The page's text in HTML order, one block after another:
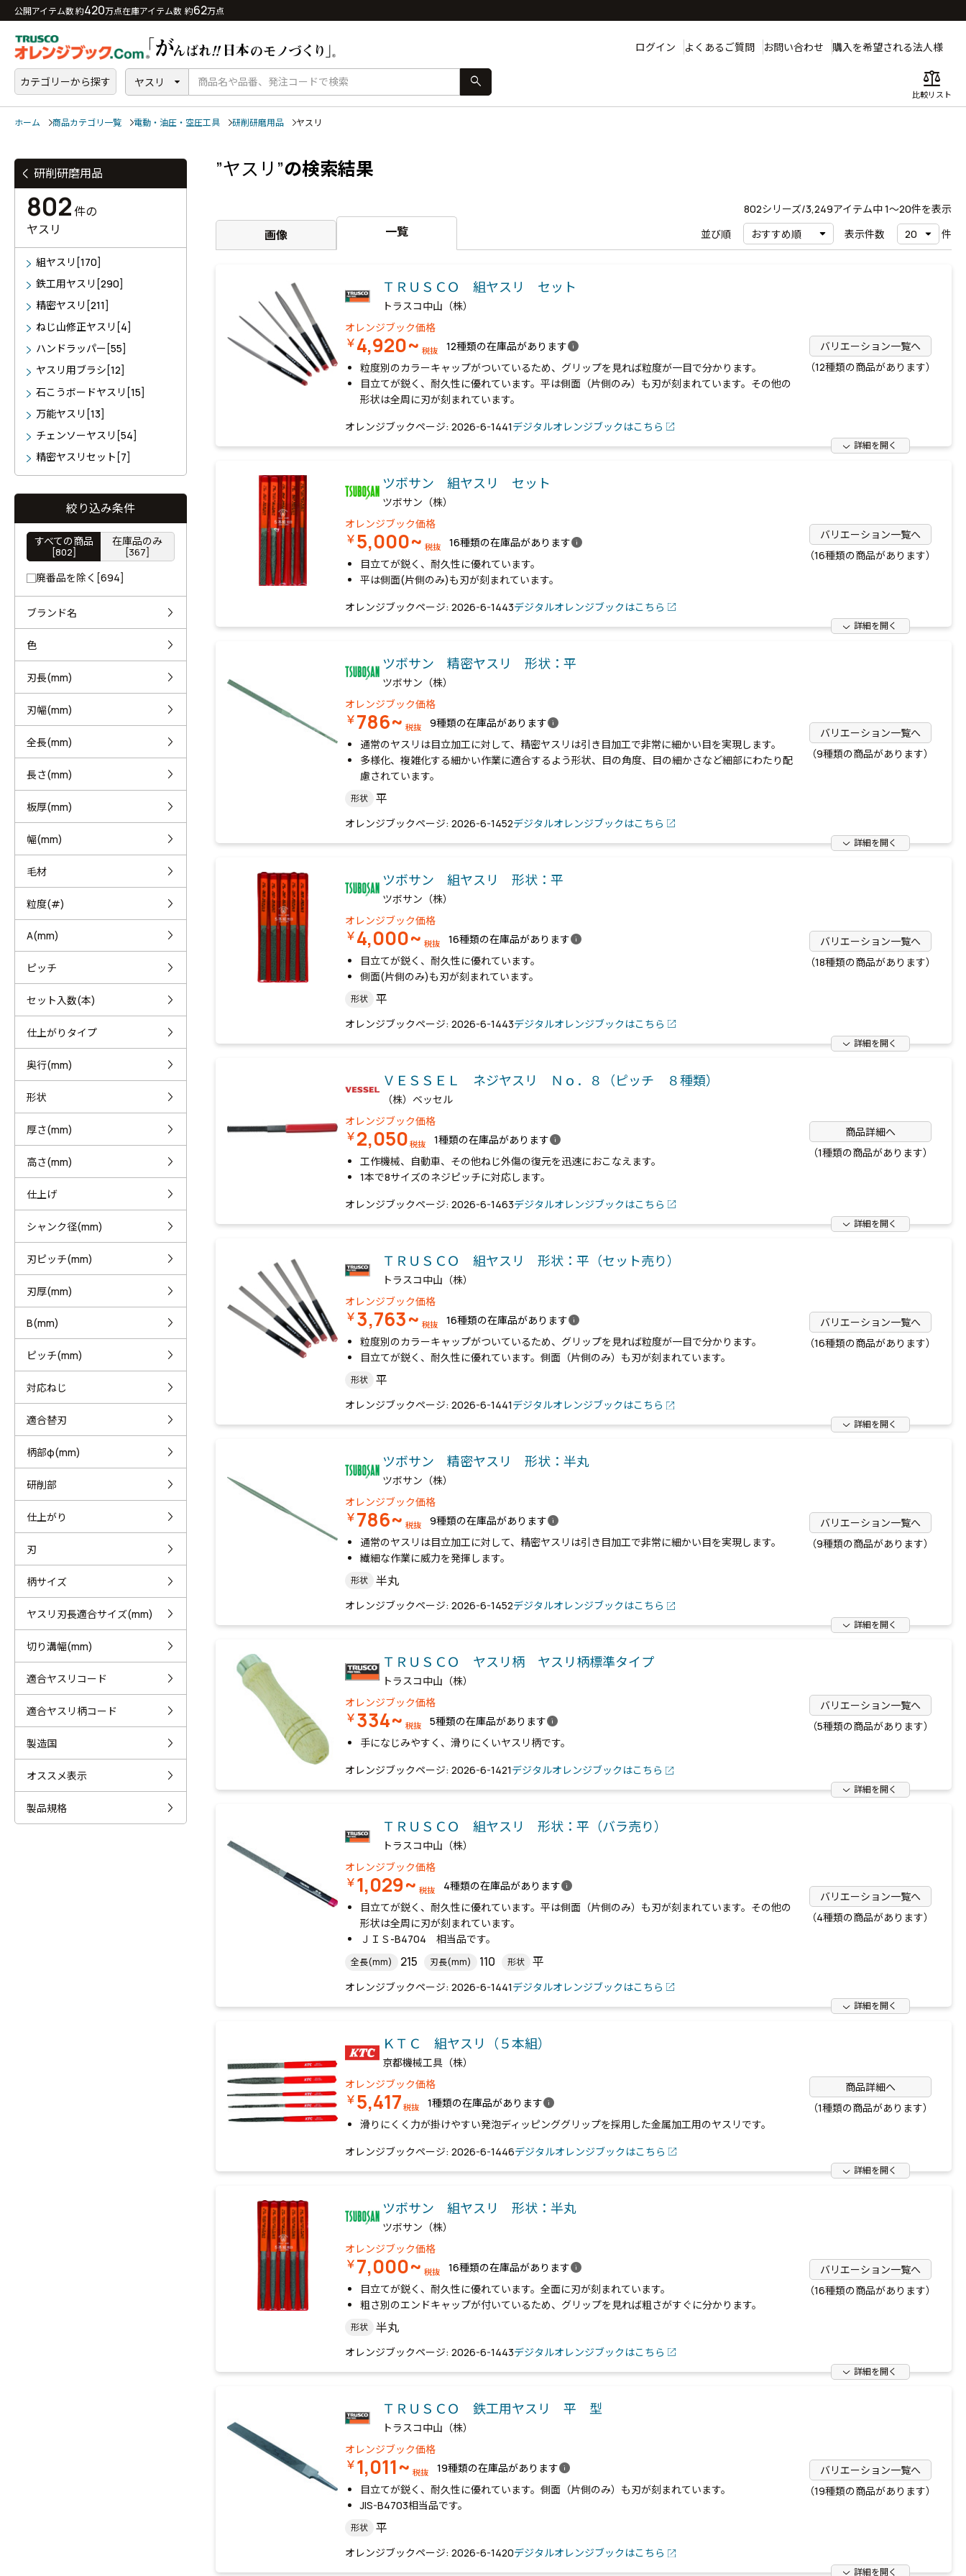
公開アイテム数 約420万点在庫アイテム数 約62万点
ログイン よくあるご質問 お問い合わせ 購入を希望される法人様
カテゴリーから探す ヤスリ search balance
比較リスト
ホーム 商品カテゴリ一覧 電動・油圧・空圧工具 研削研磨用品 ヤスリ
”ヤスリ”の検索結果
802シリーズ/3,249アイテム中1〜20件を表示
並び順
表示件数 件
画像 一覧
ＴＲＵＳＣＯ 組ヤスリ セット
トラスコ中山（株）
オレンジブック価格
￥4,920~ 税抜 12種類の在庫品がありますinfo
バリエーション一覧へ
（12種類の商品があります）
粒度別のカラーキャップがついているため、グリップを見れば粒度が一目で分かります。
目立てが鋭く、耐久性に優れています。平は側面（片側のみ）も刃が刻まれています。その他の
形状は全周に刃が刻まれています。
オレンジブックページ: 2026-6-1441デジタルオレンジブックはこちら
詳細を開く
ツボサン 組ヤスリ セット
ツボサン（株）
オレンジブック価格
￥5,000~ 税抜 16種類の在庫品がありますinfo
バリエーション一覧へ
（16種類の商品があります）
目立てが鋭く、耐久性に優れています。
平は側面(片側のみ)も刃が刻まれています。
オレンジブックページ: 2026-6-1443デジタルオレンジブックはこちら
詳細を開く
ツボサン 精密ヤスリ 形状：平
ツボサン（株）
オレンジブック価格
￥786~ 税抜 9種類の在庫品がありますinfo
バリエーション一覧へ
（9種類の商品があります）
通常のヤスリは目立加工に対して、精密ヤスリは引き目加工で非常に細かい目を実現します。
多様化、複雑化する細かい作業に適合するよう形状、目の角度、目の細かさなど細部にわたり配
慮されています。
形状 平
オレンジブックページ: 2026-6-1452デジタルオレンジブックはこちら
詳細を開く
ツボサン 組ヤスリ 形状：平
ツボサン（株）
オレンジブック価格
￥4,000~ 税抜 16種類の在庫品がありますinfo
バリエーション一覧へ
（18種類の商品があります）
目立てが鋭く、耐久性に優れています。
側面(片側のみ)も刃が刻まれています。
形状 平
オレンジブックページ: 2026-6-1443デジタルオレンジブックはこちら
詳細を開く
ＶＥＳＳＥＬ ネジヤスリ Ｎｏ．８（ピッチ ８種類）
（株）ベッセル
オレンジブック価格
￥2,050 税抜 1種類の在庫品がありますinfo
商品詳細へ
（1種類の商品があります）
工作機械、自動車、その他ねじ外傷の復元を迅速におこなえます。
1本で8サイズのネジピッチに対応します。
オレンジブックページ: 2026-6-1463デジタルオレンジブックはこちら
詳細を開く
ＴＲＵＳＣＯ 組ヤスリ 形状：平（セット売り）
トラスコ中山（株）
オレンジブック価格
￥3,763~ 税抜 16種類の在庫品がありますinfo
バリエーション一覧へ
（16種類の商品があります）
粒度別のカラーキャップがついているため、グリップを見れば粒度が一目で分かります。
目立てが鋭く、耐久性に優れています。側面（片側のみ）も刃が刻まれています。
形状 平
オレンジブックページ: 2026-6-1441デジタルオレンジブックはこちら
詳細を開く
ツボサン 精密ヤスリ 形状：半丸
ツボサン（株）
オレンジブック価格
￥786~ 税抜 9種類の在庫品がありますinfo
バリエーション一覧へ
（9種類の商品があります）
通常のヤスリは目立加工に対して、精密ヤスリは引き目加工で非常に細かい目を実現します。
繊細な作業に威力を発揮します。
形状 半丸
オレンジブックページ: 2026-6-1452デジタルオレンジブックはこちら
詳細を開く
ＴＲＵＳＣＯ ヤスリ柄 ヤスリ柄標準タイプ
トラスコ中山（株）
オレンジブック価格
￥334~ 税抜 5種類の在庫品がありますinfo
バリエーション一覧へ
（5種類の商品があります）
手になじみやすく、滑りにくいヤスリ柄です。
オレンジブックページ: 2026-6-1421デジタルオレンジブックはこちら
詳細を開く
ＴＲＵＳＣＯ 組ヤスリ 形状：平（バラ売り）
トラスコ中山（株）
オレンジブック価格
￥1,029~ 税抜 4種類の在庫品がありますinfo
バリエーション一覧へ
（4種類の商品があります）
目立てが鋭く、耐久性に優れています。平は側面（片側のみ）も刃が刻まれています。その他の
形状は全周に刃が刻まれています。
ＪＩＳ-B4704 相当品です。
全長(mm) 215 刃長(mm) 110 形状 平
オレンジブックページ: 2026-6-1441デジタルオレンジブックはこちら
詳細を開く
ＫＴＣ 組ヤスリ（５本組）
京都機械工具（株）
オレンジブック価格
￥5,417 税抜 1種類の在庫品がありますinfo
商品詳細へ
（1種類の商品があります）
滑りにくく力が掛けやすい発泡ディッピンググリップを採用した金属加工用のヤスリです。
オレンジブックページ: 2026-6-1446デジタルオレンジブックはこちら
詳細を開く
ツボサン 組ヤスリ 形状：半丸
ツボサン（株）
オレンジブック価格
￥7,000~ 税抜 16種類の在庫品がありますinfo
バリエーション一覧へ
（16種類の商品があります）
目立てが鋭く、耐久性に優れています。全面に刃が刻まれています。
粗さ別のエンドキャップが付いているため、グリップを見れば粗さがすぐに分かります。
形状 半丸
オレンジブックページ: 2026-6-1443デジタルオレンジブックはこちら
詳細を開く
ＴＲＵＳＣＯ 鉄工用ヤスリ 平 型
トラスコ中山（株）
オレンジブック価格
￥1,011~ 税抜 19種類の在庫品がありますinfo
バリエーション一覧へ
（19種類の商品があります）
目立てが鋭く、耐久性に優れています。側面（片側のみ）も刃が刻まれています。
JIS-B4703相当品です。
形状 平
オレンジブックページ: 2026-6-1420デジタルオレンジブックはこちら
詳細を開く
研削研磨用品
802件の
ヤスリ
組ヤスリ[170]
鉄工用ヤスリ[290]
精密ヤスリ[211]
ねじ山修正ヤスリ[4]
ハンドラッパー[55]
ヤスリ用ブラシ[12]
石こうボードヤスリ[15]
万能ヤスリ[13]
チェンソーヤスリ[54]
精密ヤスリセット[7]
絞り込み条件
すべての商品
[802]
在庫品のみ
[367]
廃番品を除く[694]
ブランド名
色
刃長(mm)
刃幅(mm)
全長(mm)
長さ(mm)
板厚(mm)
幅(mm)
毛材
粒度(#)
A(mm)
ピッチ
セット入数(本)
仕上がりタイプ
奥行(mm)
形状
厚さ(mm)
高さ(mm)
仕上げ
シャンク径(mm)
刃ピッチ(mm)
刃厚(mm)
B(mm)
ピッチ(mm)
対応ねじ
適合替刃
柄部φ(mm)
研削部
仕上がり
刃
柄サイズ
ヤスリ刃長適合サイズ(mm)
切り溝幅(mm)
適合ヤスリコード
適合ヤスリ柄コード
製造国
オススメ表示
製品規格